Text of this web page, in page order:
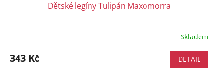
Dětské legíny Tulipán Maxomorra
Skladem
343 Kč DETAIL